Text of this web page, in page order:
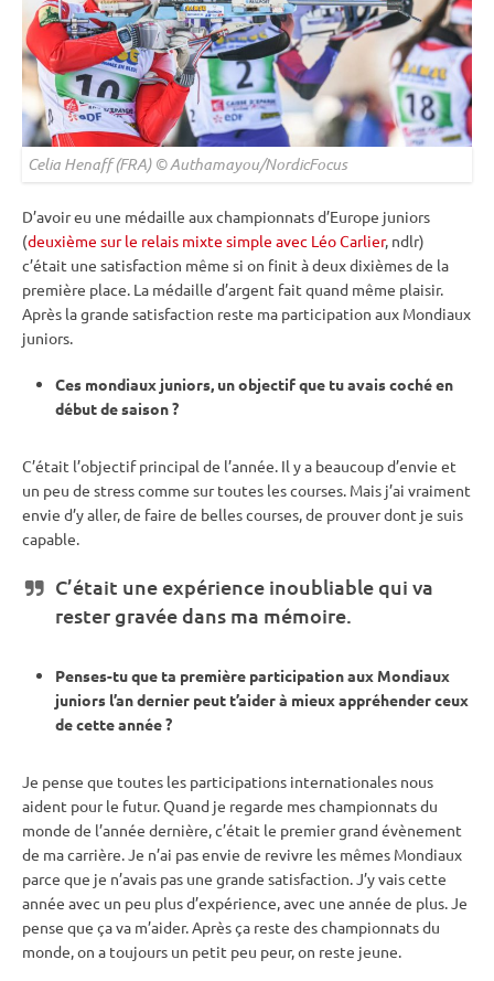
Celia Henaff (FRA) © Authamayou/NordicFocus
D’avoir eu une médaille aux championnats d’Europe juniors
(deuxième sur le relais mixte simple avec Léo Carlier, ndlr)
c’était une satisfaction même si on finit à deux dixièmes de la
première place. La médaille d’argent fait quand même plaisir.
Après la grande satisfaction reste ma participation aux Mondiaux
juniors.
Ces mondiaux juniors, un objectif que tu avais coché en
début de saison ?
C’était l’objectif principal de l’année. Il y a beaucoup d’envie et
un peu de stress comme sur toutes les courses. Mais j’ai vraiment
envie d’y aller, de faire de belles courses, de prouver dont je suis
capable.
C’était une expérience inoubliable qui va
rester gravée dans ma mémoire.
Penses-tu que ta première participation aux Mondiaux
juniors l’an dernier peut t’aider à mieux appréhender ceux
de cette année ?
Je pense que toutes les participations internationales nous
aident pour le futur. Quand je regarde meschampionnats du
monde de l’année dernière, c’était le premier grand évènement
de ma carrière. Je n’ai pas envie de revivre les mêmes Mondiaux
parce que je n’avais pas une grande satisfaction. J’y vais cette
année avec un peu plus d’expérience, avec une année de plus. Je
pense que ça va m’aider. Après ça reste deschampionnats du
monde, on a toujours un petit peu peur, on reste jeune.